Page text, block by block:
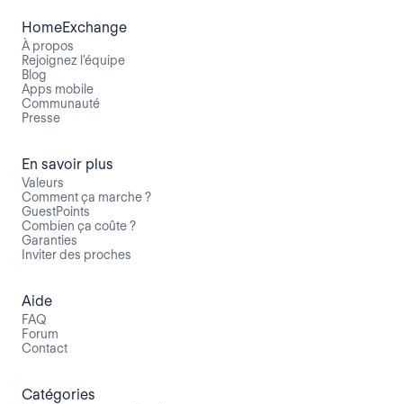
HomeExchange
À propos
Rejoignez l’équipe
Blog
Apps mobile
Communauté
Presse
En savoir plus
Valeurs
Comment ça marche ?
GuestPoints
Combien ça coûte ?
Garanties
Inviter des proches
Aide
FAQ
Forum
Contact
Catégories